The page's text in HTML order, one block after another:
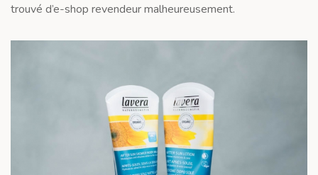
trouvé d’e-shop revendeur malheureusement.